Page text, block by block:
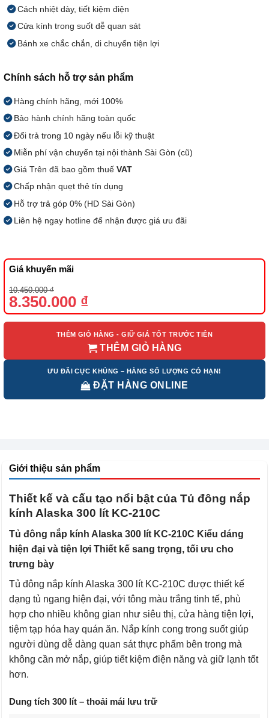
Cách nhiệt dày, tiết kiệm điện
Cửa kính trong suốt dễ quan sát
Bánh xe chắc chắn, di chuyển tiện lợi
Chính sách hỗ trợ sản phẩm
Hàng chính hãng, mới 100%
Bảo hành chính hãng toàn quốc
Đổi trả trong 10 ngày nếu lỗi kỹ thuật
Miễn phí vận chuyển tại nội thành Sài Gòn (cũ)
Giá Trên đã bao gồm thuế VAT
Chấp nhận quẹt thẻ tín dụng
Hỗ trợ trả góp 0% (HD Sài Gòn)
Liên hệ ngay hotline để nhận được giá ưu đãi
Giá khuyến mãi
10.450.000₫
Giá
gốc
là:
10.450.000 ₫.
8.350.000 ₫
Giá
hiện
tại
là:
THÊM GIỎ HÀNG - GIỮ GIÁ TỐT TRƯỚC TIÊN
THÊM GIỎ HÀNG
ƯU ĐÃI CỰC KHỦNG – HÀNG SỐ LƯỢNG CÓ HẠN!
ĐẶT HÀNG ONLINE
Giới thiệu sản phẩm
Thiết kế và cấu tạo nổi bật của Tủ đông nắp
kính Alaska 300 lít KC-210C
Tủ đông nắp kính Alaska 300 lít KC-210C Kiểu dáng
hiện đại và tiện lợi Thiết kế sang trọng, tối ưu cho
trưng bày
Tủ đông nắp kính Alaska 300 lít KC-210C được thiết kế
dạng tủ ngang hiện đại, với tông màu trắng tinh tế, phù
hợp cho nhiều không gian như siêu thị, cửa hàng tiện lợi,
tiệm tạp hóa hay quán ăn. Nắp kính cong trong suốt giúp
người dùng dễ dàng quan sát thực phẩm bên trong mà
không cần mở nắp, giúp tiết kiệm điện năng và giữ lạnh tốt
hơn.
Dung tích 300 lít – thoải mái lưu trữ